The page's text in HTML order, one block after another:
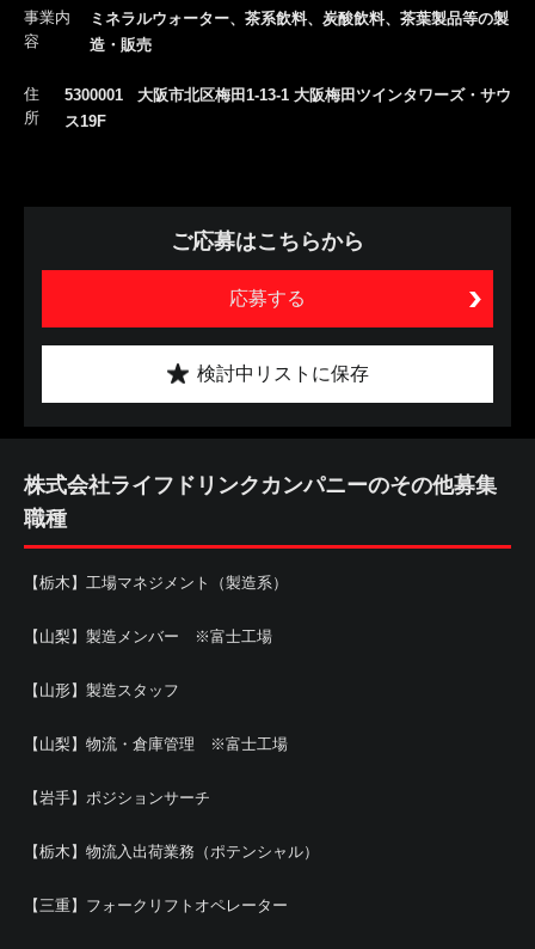
事業内
容
ミネラルウォーター、茶系飲料、炭酸飲料、茶葉製品等の製
造・販売
住
所
5300001 大阪市北区梅田1-13-1 大阪梅田ツインタワーズ・サウ
ス19F
ご応募はこちらから
応募する
検討中リストに保存
株式会社ライフドリンクカンパニーのその他募集
職種
【栃木】工場マネジメント（製造系）
【山梨】製造メンバー ※富士工場
【山形】製造スタッフ
【山梨】物流・倉庫管理 ※富士工場
【岩手】ポジションサーチ
【栃木】物流入出荷業務（ポテンシャル）
【三重】フォークリフトオペレーター